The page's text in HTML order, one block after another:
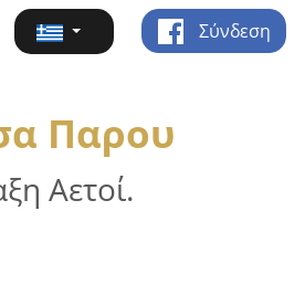
Σύνδεση
Παρου
Αετοί.